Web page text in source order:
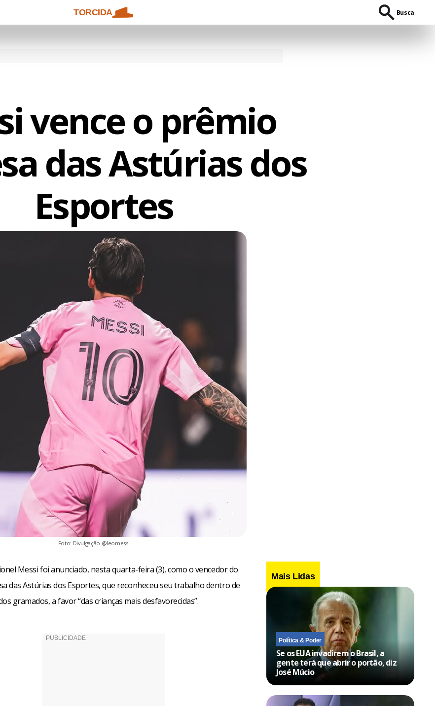
TORCIDA Busca
vence o prêmio
das Astúrias dos
Esportes
Foto: Divulgação @leomessi
Messi foi anunciado, nesta quarta-feira (3), como o vencedor do
das Astúrias dos Esportes, que reconheceu seu trabalho dentro de
gramados, a favor “das crianças mais desfavorecidas”.
Mais Lidas
Política & Poder
Se os EUA invadirem o Brasil, a
gente terá que abrir o portão, diz
José Múcio